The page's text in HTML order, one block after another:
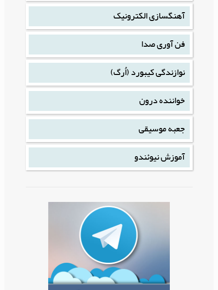
آهنگسازی الکترونیک
فن آوری صدا
نوازندگی کیبورد (اُرگ)
خواننده درون
جعبه موسیقی
آموزش نیوئندو